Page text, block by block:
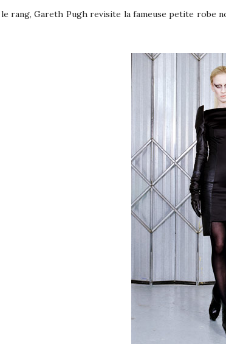
rang, Gareth Pugh revisite la fameuse petite robe